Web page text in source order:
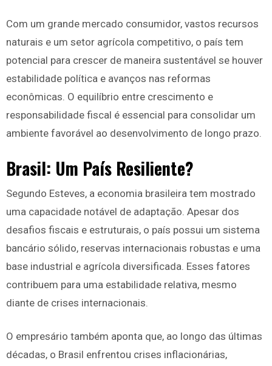
Com um grande mercado consumidor, vastos recursos
naturais e um setor agrícola competitivo, o país tem
potencial para crescer de maneira sustentável se houver
estabilidade política e avanços nas reformas
econômicas. O equilíbrio entre crescimento e
responsabilidade fiscal é essencial para consolidar um
ambiente favorável ao desenvolvimento de longo prazo.
Brasil: Um País Resiliente?
Segundo Esteves, a economia brasileira tem mostrado
uma capacidade notável de adaptação. Apesar dos
desafios fiscais e estruturais, o país possui um sistema
bancário sólido, reservas internacionais robustas e uma
base industrial e agrícola diversificada. Esses fatores
contribuem para uma estabilidade relativa, mesmo
diante de crises internacionais.
O empresário também aponta que, ao longo das últimas
décadas, o Brasil enfrentou crises inflacionárias,